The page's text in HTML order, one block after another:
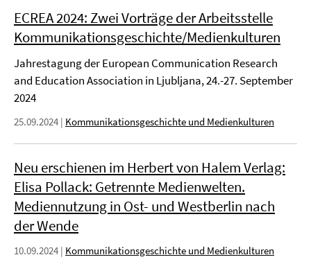
ECREA 2024: Zwei Vorträge der Arbeitsstelle
Kommunikationsgeschichte/Medienkulturen
Jahrestagung der European Communication Research
and Education Association in Ljubljana, 24.-27. September
2024
25.09.2024 | Kommunikationsgeschichte und Medienkulturen
Neu erschienen im Herbert von Halem Verlag:
Elisa Pollack: Getrennte Medienwelten.
Mediennutzung in Ost- und Westberlin nach
der Wende
10.09.2024 | Kommunikationsgeschichte und Medienkulturen